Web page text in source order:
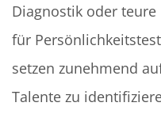
Diagnostik oder
für
setzen zunehmend
Talente zu